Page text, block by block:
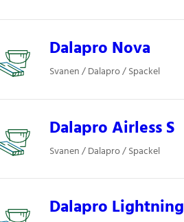
Dalapro Nova
Svanen / Dalapro / Spackel
Dalapro Airless S
Svanen / Dalapro / Spackel
Dalapro